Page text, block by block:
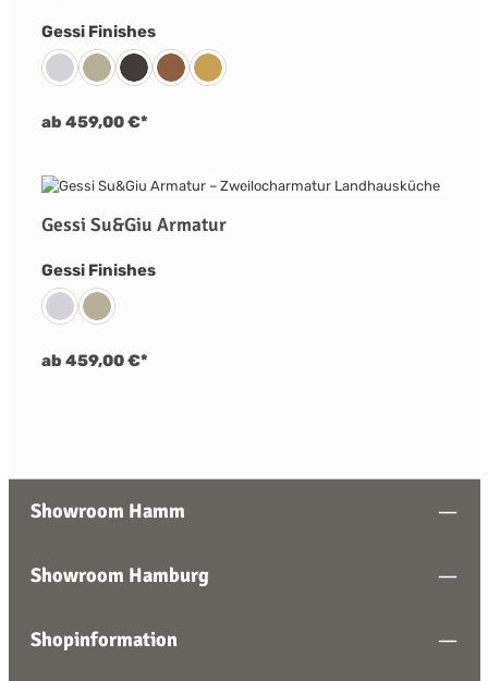
Gessi Finishesauswählen
031 Chrom149 Finox Nickel Gebürstet
707 Metall Schwarz Gebürstet PVD
708 Kupfer Gebürstet PVD
716 Gold Gebürstet PVD
ab 459,00 €*
Gessi Su&Giu Armatur
Gessi Finishesauswählen
031 Chrom149 Finox Nickel Gebürstet
ab 459,00 €*
Showroom Hamm
Showroom Hamburg
Shopinformation